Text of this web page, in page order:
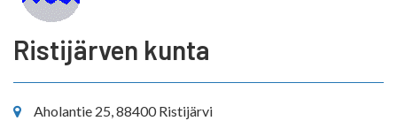
Ristijärven kunta
Aholantie 25, 88400 Ristijärvi